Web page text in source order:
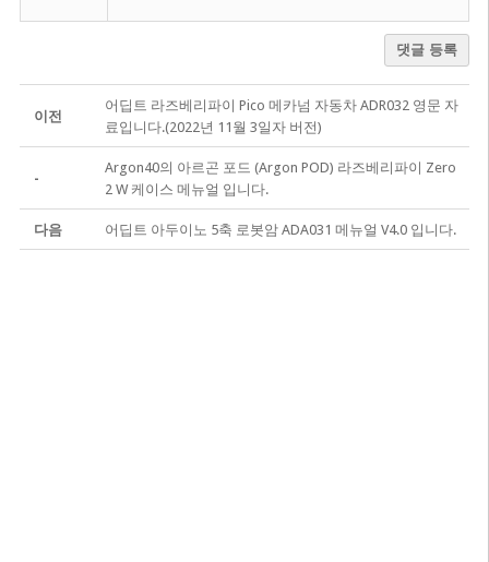
댓글 등록
이전
어딥트 라즈베리파이 Pico 메카넘 자동차 ADR032 영문 자
료입니다.(2022년 11월 3일자 버전)
-
Argon40의 아르곤 포드 (Argon POD) 라즈베리파이 Zero
2 W 케이스 메뉴얼 입니다.
다음 어딥트 아두이노 5축 로봇암 ADA031 메뉴얼 V4.0 입니다.